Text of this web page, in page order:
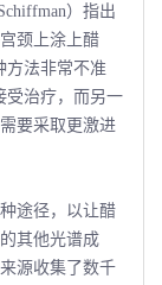
）指出
颈上涂上醋
方法非常不准
受治疗，而另一
要采取更激进
途径，以让醋
其他光谱成
源收集了数千